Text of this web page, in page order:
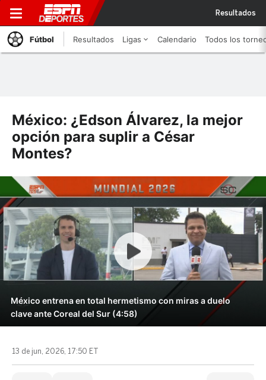
Resultados
Fútbol Resultados Ligas Calendario Todos los
México: ¿Edson Álvarez, la mejor
opción para suplir a César
Montes?
México entrena en total hermetismo con miras a duelo
clave ante Coreal del Sur (4:58)
13 de jun, 2026, 17:50 ET